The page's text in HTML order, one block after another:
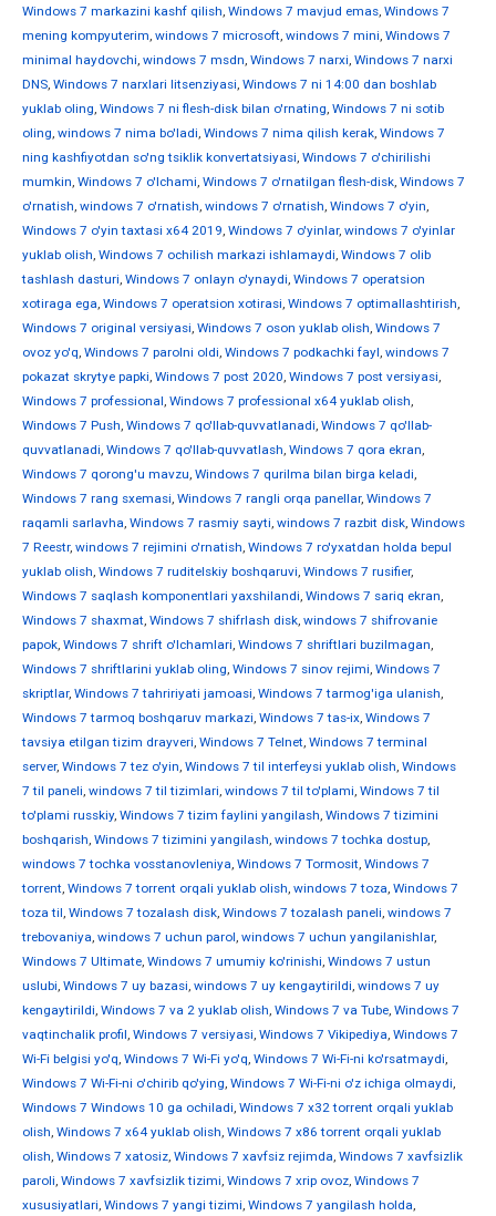
Windows 7 markazini kashf qilish, Windows 7 mavjud emas, Windows 7
mening kompyuterim, windows 7 microsoft, windows 7 mini, Windows 7
minimal haydovchi, windows 7 msdn, Windows 7 narxi, Windows 7 narxi
DNS, Windows 7 narxlari litsenziyasi, Windows 7 ni 14:00 dan boshlab
yuklab oling, Windows 7 ni flesh-disk bilan o'rnating, Windows 7 ni sotib
oling, windows 7 nima bo'ladi, Windows 7 nima qilish kerak, Windows 7
ning kashfiyotdan so'ng tsiklik konvertatsiyasi, Windows 7 o'chirilishi
mumkin, Windows 7 o'lchami, Windows 7 o'rnatilgan flesh-disk, Windows 7
o'rnatish, windows 7 o'rnatish, windows 7 o'rnatish, Windows 7 o'yin,
Windows 7 o'yin taxtasi x64 2019, Windows 7 o'yinlar, windows 7 o'yinlar
yuklab olish, Windows 7 ochilish markazi ishlamaydi, Windows 7 olib
tashlash dasturi, Windows 7 onlayn o'ynaydi, Windows 7 operatsion
xotiraga ega, Windows 7 operatsion xotirasi, Windows 7 optimallashtirish,
Windows 7 original versiyasi, Windows 7 oson yuklab olish, Windows 7
ovoz yo'q, Windows 7 parolni oldi, Windows 7 podkachki fayl, windows 7
pokazat skrytye papki, Windows 7 post 2020, Windows 7 post versiyasi,
Windows 7 professional, Windows 7 professional x64 yuklab olish,
Windows 7 Push, Windows 7 qo'llab-quvvatlanadi, Windows 7 qo'llab-
quvvatlanadi, Windows 7 qo'llab-quvvatlash, Windows 7 qora ekran,
Windows 7 qorong'u mavzu, Windows 7 qurilma bilan birga keladi,
Windows 7 rang sxemasi, Windows 7 rangli orqa panellar, Windows 7
raqamli sarlavha, Windows 7 rasmiy sayti, windows 7 razbit disk, Windows
7 Reestr, windows 7 rejimini o'rnatish, Windows 7 ro'yxatdan holda bepul
yuklab olish, Windows 7 ruditelskiy boshqaruvi, Windows 7 rusifier,
Windows 7 saqlash komponentlari yaxshilandi, Windows 7 sariq ekran,
Windows 7 shaxmat, Windows 7 shifrlash disk, windows 7 shifrovanie
papok, Windows 7 shrift o'lchamlari, Windows 7 shriftlari buzilmagan,
Windows 7 shriftlarini yuklab oling, Windows 7 sinov rejimi, Windows 7
skriptlar, Windows 7 tahririyati jamoasi, Windows 7 tarmog'iga ulanish,
Windows 7 tarmoq boshqaruv markazi, Windows 7 tas-ix, Windows 7
tavsiya etilgan tizim drayveri, Windows 7 Telnet, Windows 7 terminal
server, Windows 7 tez o'yin, Windows 7 til interfeysi yuklab olish, Windows
7 til paneli, windows 7 til tizimlari, windows 7 til to'plami, Windows 7 til
to'plami russkiy, Windows 7 tizim faylini yangilash, Windows 7 tizimini
boshqarish, Windows 7 tizimini yangilash, windows 7 tochka dostup,
windows 7 tochka vosstanovleniya, Windows 7 Tormosit, Windows 7
torrent, Windows 7 torrent orqali yuklab olish, windows 7 toza, Windows 7
toza til, Windows 7 tozalash disk, Windows 7 tozalash paneli, windows 7
trebovaniya, windows 7 uchun parol, windows 7 uchun yangilanishlar,
Windows 7 Ultimate, Windows 7 umumiy ko'rinishi, Windows 7 ustun
uslubi, Windows 7 uy bazasi, windows 7 uy kengaytirildi, windows 7 uy
kengaytirildi, Windows 7 va 2 yuklab olish, Windows 7 va Tube, Windows 7
vaqtinchalik profil, Windows 7 versiyasi, Windows 7 Vikipediya, Windows 7
Wi-Fi belgisi yo'q, Windows 7 Wi-Fi yo'q, Windows 7 Wi-Fi-ni ko'rsatmaydi,
Windows 7 Wi-Fi-ni o'chirib qo'ying, Windows 7 Wi-Fi-ni o'z ichiga olmaydi,
Windows 7 Windows 10 ga ochiladi, Windows 7 x32 torrent orqali yuklab
olish, Windows 7 x64 yuklab olish, Windows 7 x86 torrent orqali yuklab
olish, Windows 7 xatosiz, Windows 7 xavfsiz rejimda, Windows 7 xavfsizlik
paroli, Windows 7 xavfsizlik tizimi, Windows 7 xrip ovoz, Windows 7
xususiyatlari, Windows 7 yangi tizimi, Windows 7 yangilash holda,